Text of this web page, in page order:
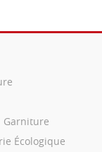
Garniture
Écologique